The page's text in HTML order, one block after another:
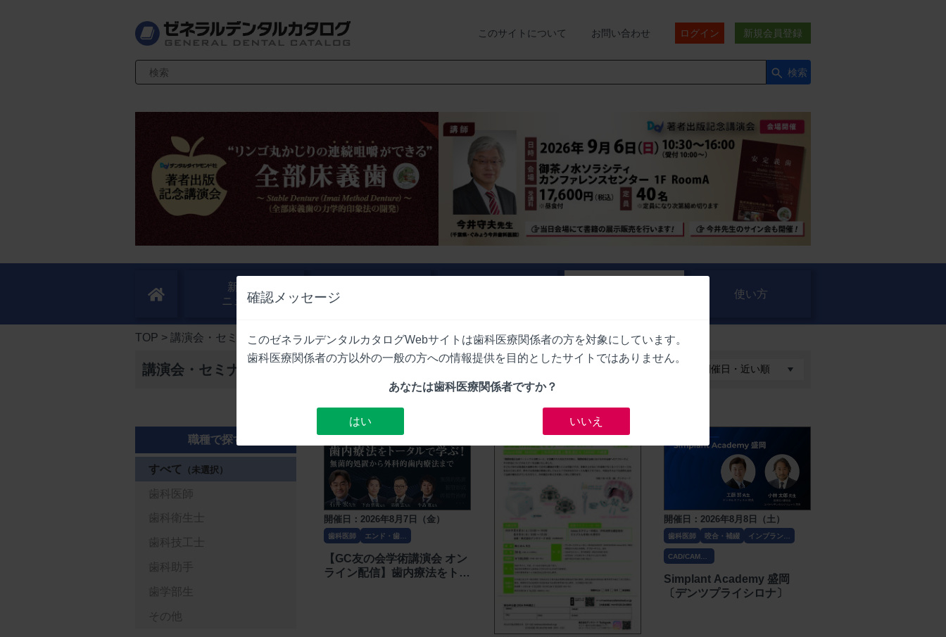
確認メッセージ
このゼネラルデンタルカタログWebサイトは歯科医療関係者の方を対象にしています。
歯科医療関係者の方以外の一般の方への情報提供を目的としたサイトではありません。
あなたは歯科医療関係者ですか？
はい いいえ
ログイン 新規会員登録
お問い合わせ
このサイトについて
検索キーワード入力
検索
新製品
ニュース
使い方
TOP > 講演会・セミナー
講演会・セミナー
職種で探す
すべて （未選択）
歯科医師
歯科衛生士
歯科技工士
歯科助手
歯学部生
その他
開催日：2026年8月7日（金）
歯科医師
エンド・歯内
療法
【GC友の会学術講演会 オン
ライン配信】歯内療法をトー
開催日：2026年8月8日（土）
歯科医師 咬合・補綴
インプラン
ト・口腔外科
CAD/CAM・
技工
Simplant Academy 盛岡
〔デンツプライシロナ〕